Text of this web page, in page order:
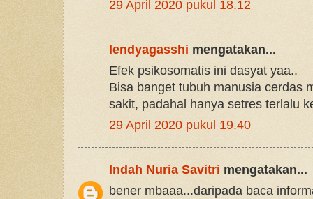
29 April 2020 pukul 18.12
lendyagasshi mengatakan...
Efek psikosomatis ini dasyat yaa..
Bisa banget tubuh manusia cerdas
sakit, padahal hanya setres terlalu
29 April 2020 pukul 19.40
Indah Nuria Savitri mengatakan...
bener mbaaa...daripada baca